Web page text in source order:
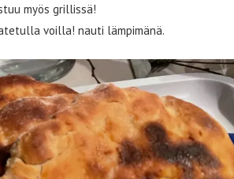
myös grillissä!
voilla! nauti lämpimänä.